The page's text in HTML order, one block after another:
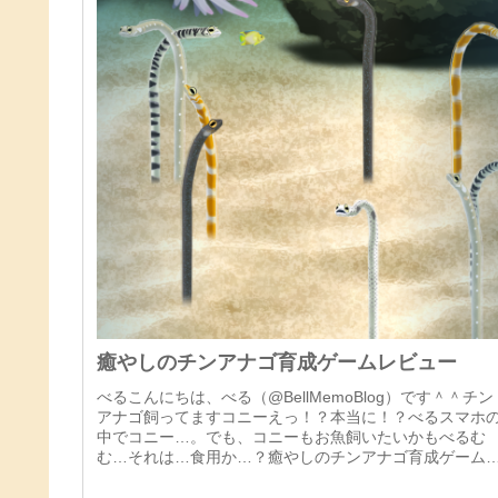
癒やしのチンアナゴ育成ゲームレビュー
べるこんにちは、べる（@BellMemoBlog）です＾＾チン
アナゴ飼ってますコニーえっ！？本当に！？べるスマホ
中でコニー…。でも、コニーもお魚飼いたいかもべるむ
む…それは…食用か…？癒やしのチンアナゴ育成ゲーム